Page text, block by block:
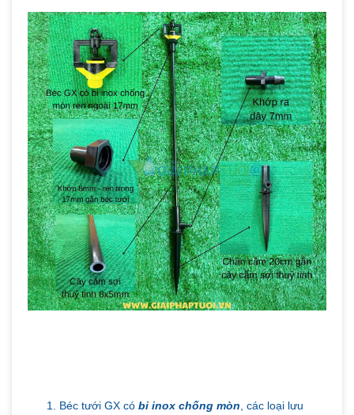
Béc tưới GX có bi inox chống mòn, các loại lưu